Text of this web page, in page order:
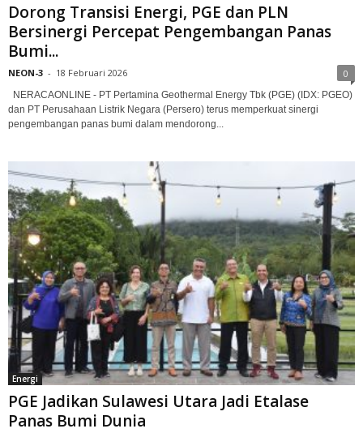
Dorong Transisi Energi, PGE dan PLN
Bersinergi Percepat Pengembangan Panas
Bumi...
NEON-3 - 18 Februari 2026 0
NERACAONLINE - PT Pertamina Geothermal Energy Tbk (PGE) (IDX: PGEO)
dan PT Perusahaan Listrik Negara (Persero) terus memperkuat sinergi
pengembangan panas bumi dalam mendorong...
Energi
PGE Jadikan Sulawesi Utara Jadi Etalase
Panas Bumi Dunia